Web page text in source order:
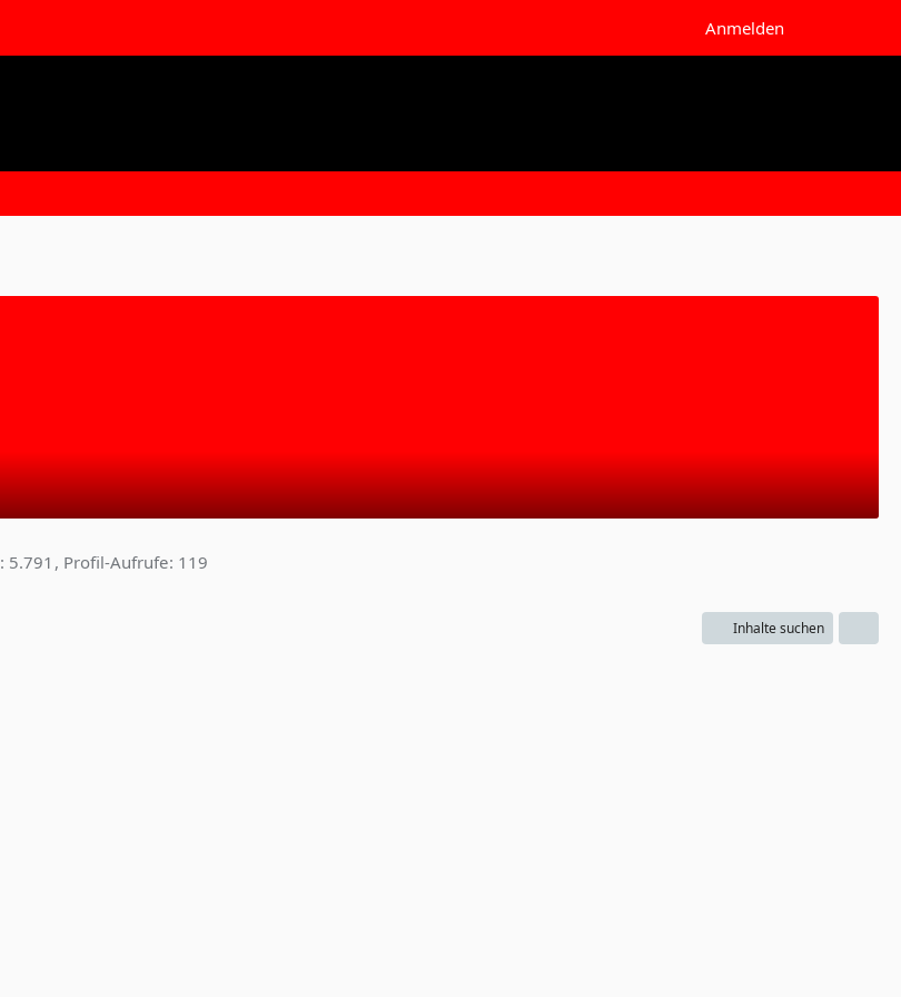
Anmelden
5.791 Profil-Aufrufe 119
Inhalte suchen